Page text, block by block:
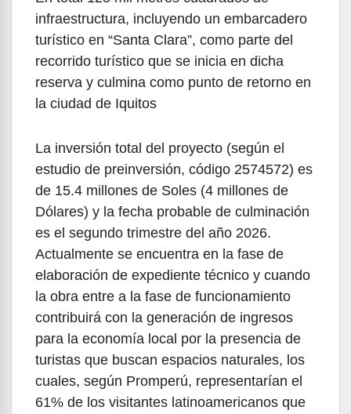
infraestructura, incluyendo un embarcadero
turístico en “Santa Clara”, como parte del
recorrido turístico que se inicia en dicha
reserva y culmina como punto de retorno en
la ciudad de Iquitos
La inversión total del proyecto (según el
estudio de preinversión, código 2574572) es
de 15.4 millones de Soles (4 millones de
Dólares) y la fecha probable de culminación
es el segundo trimestre del año 2026.
Actualmente se encuentra en la fase de
elaboración de expediente técnico y cuando
la obra entre a la fase de funcionamiento
contribuirá con la generación de ingresos
para la economía local por la presencia de
turistas que buscan espacios naturales, los
cuales, según Promperú, representarían el
61% de los visitantes latinoamericanos que